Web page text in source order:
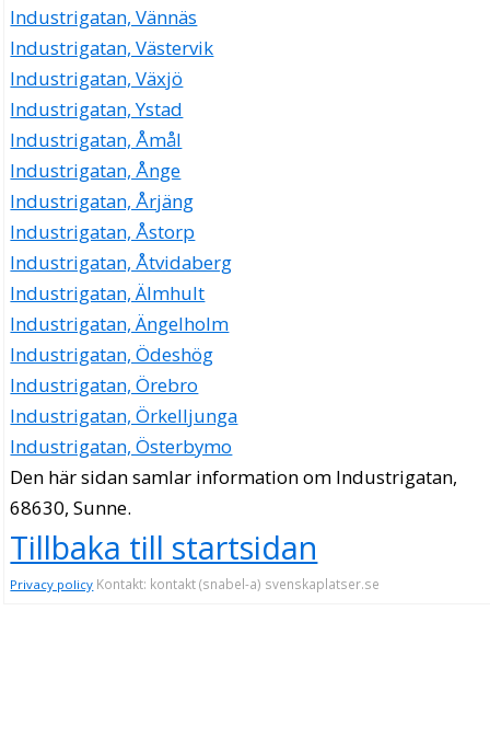
Industrigatan, Vännäs
Industrigatan, Västervik
Industrigatan, Växjö
Industrigatan, Ystad
Industrigatan, Åmål
Industrigatan, Ånge
Industrigatan, Årjäng
Industrigatan, Åstorp
Industrigatan, Åtvidaberg
Industrigatan, Älmhult
Industrigatan, Ängelholm
Industrigatan, Ödeshög
Industrigatan, Örebro
Industrigatan, Örkelljunga
Industrigatan, Österbymo
Den här sidan samlar information om Industrigatan,
68630, Sunne.
Tillbaka till startsidan
Privacy policy Kontakt: kontakt (snabel-a) svenskaplatser.se